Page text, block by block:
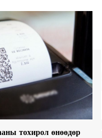
тохирол өнөөдөр